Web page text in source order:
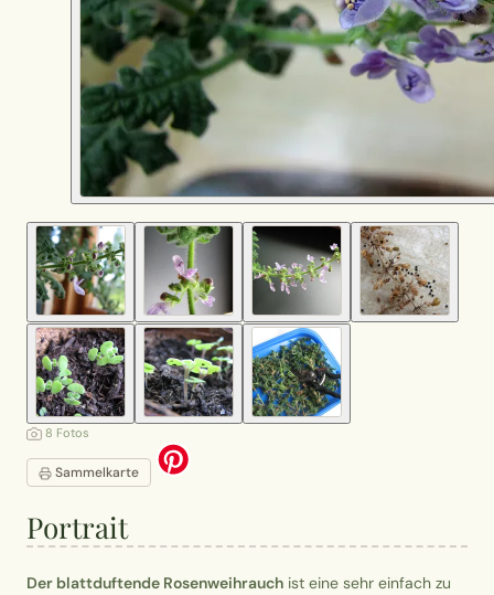
8 Fotos
Sammelkarte
Portrait
Der blattduftende Rosenweihrauch ist eine sehr einfach zu